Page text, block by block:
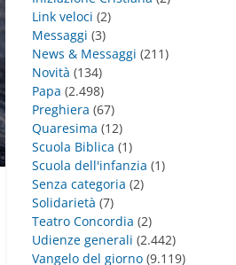
Link veloci (2)
Messaggi (3)
News & Messaggi (211)
Novità (134)
Papa (2.498)
Preghiera (67)
Quaresima (12)
Scuola Biblica (1)
Scuola dell'infanzia (1)
Senza categoria (2)
Solidarietà (7)
Teatro Concordia (2)
Udienze generali (2.442)
Vangelo del giorno (9.119)